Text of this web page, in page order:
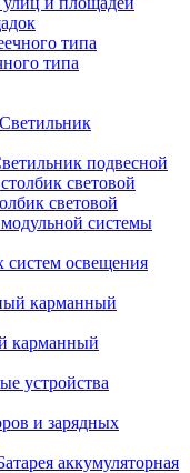
типа
Светильник
подвесной
световой
системы
освещения
карманный
устройства
и зарядных
аккумуляторная